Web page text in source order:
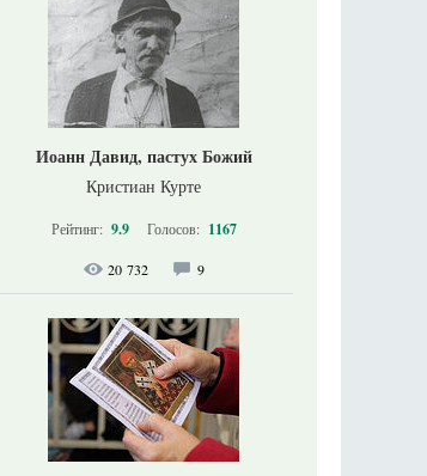
Иоанн Давид, пастух Божий
Кристиан Курте
Рейтинг: 9.9 Голосов: 1167
20 732 9